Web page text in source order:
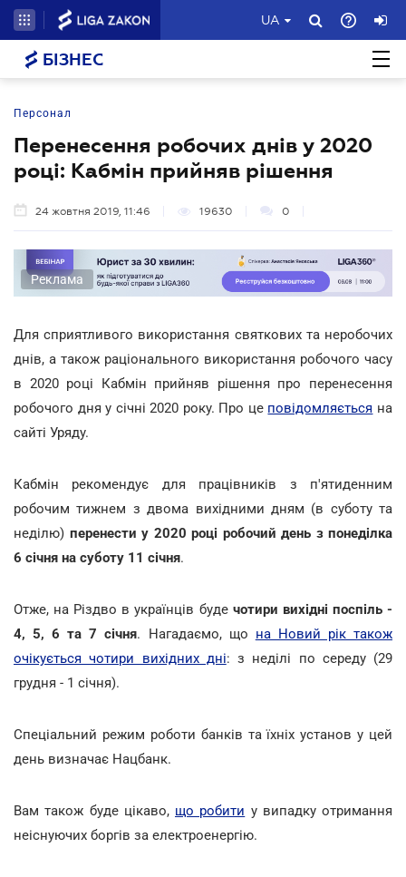
UA
БІЗНЕС
Персонал
Перенесення робочих днів у 2020
році: Кабмін прийняв рішення
24 жовтня 2019, 11:46 19630 0
Реклама
Для сприятливого використання святкових та неробочих
днів, а також раціонального використання робочого часу
в 2020 році Кабмін прийняв рішення про перенесення
робочого дня у січні 2020 року. Про це повідомляється на
сайті Уряду.
Кабмін рекомендує для працівників з п'ятиденним
робочим тижнем з двома вихідними дням (в суботу та
неділю) перенести у 2020 році робочий день з понеділка
6 січня на суботу 11 січня.
Отже, на Різдво в українців буде чотири вихідні поспіль -
4, 5, 6 та 7 січня. Нагадаємо, що на Новий рік також
очікується чотири вихідних дні: з неділі по середу (29
грудня - 1 січня).
Спеціальний режим роботи банків та їхніх установ у цей
день визначає Нацбанк.
Вам також буде цікаво, що робити у випадку отримання
неіснуючих боргів за електроенергію.